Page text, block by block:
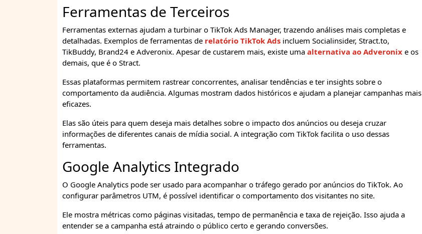
Ferramentas de Terceiros
Ferramentas externas ajudam a turbinar o TikTok Ads Manager, trazendo análises mais completas e
detalhadas. Exemplos de ferramentas de relatório TikTok Ads incluem Socialinsider, Stract.to,
TikBuddy, Brand24 e Adveronix. Apesar de custarem mais, existe uma alternativa ao Adveronix e os
demais, que é o Stract.
Essas plataformas permitem rastrear concorrentes, analisar tendências e ter insights sobre o
comportamento da audiência. Algumas mostram dados históricos e ajudam a planejar campanhas mais
eficazes.
Elas são úteis para quem deseja mais detalhes sobre o impacto dos anúncios ou deseja cruzar
informações de diferentes canais de mídia social. A integração com TikTok facilita o uso dessas
ferramentas.
Google Analytics Integrado
O Google Analytics pode ser usado para acompanhar o tráfego gerado por anúncios do TikTok. Ao
configurar parâmetros UTM, é possível identificar o comportamento dos visitantes no site.
Ele mostra métricas como páginas visitadas, tempo de permanência e taxa de rejeição. Isso ajuda a
entender se a campanha está atraindo o público certo e gerando conversões.